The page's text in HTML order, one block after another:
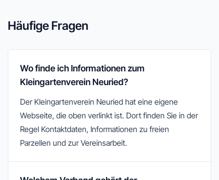
Häufige Fragen
Wo finde ich Informationen zum
Kleingartenverein Neuried?
Der Kleingartenverein Neuried hat eine eigene
Webseite, die oben verlinkt ist. Dort finden Sie in der
Regel Kontaktdaten, Informationen zu freien
Parzellen und zur Vereinsarbeit.